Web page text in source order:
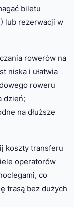
biletu
lub rezerwacji w
rowerów na
niska i ułatwia
roweru
dzień;
na dłuższe
koszty transferu
operatorów
co
trasą bez dużych